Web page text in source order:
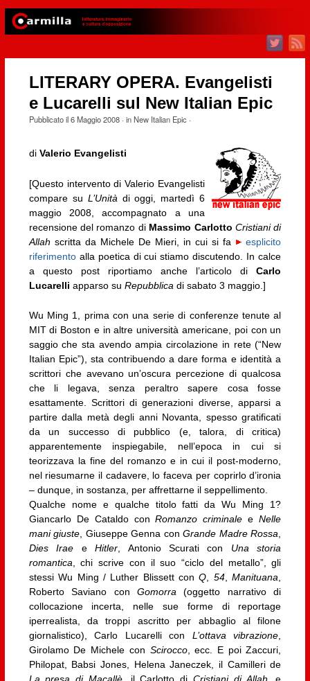
LITERARY OPERA. Evangelisti
e Lucarelli sul New Italian Epic
Pubblicato il6 Maggio 2008· inNew Italian Epic·
di Valerio Evangelisti
[Questo intervento di Valerio Evangelisti
compare su L’Unità di oggi, martedì 6
maggio 2008, accompagnato a una
recensione del romanzo di Massimo Carlotto Cristiani di
Allah scritta da Michele De Mieri, in cui si fa
esplicito
riferimentoalla poetica di cui stiamo discutendo. In calce
a questo post riportiamo anche l’articolo diCarlo
Lucarelli apparso su Repubblica di sabato 3 maggio.]
Wu Ming 1, prima con una serie di conferenze tenute al
MIT di Boston e in altre università americane, poi con un
saggio che sta avendo ampia circolazione in rete (“New
Italian Epic”), sta contribuendo a dare forma e identità a
scrittori che avevano un’oscura percezione di qualcosa
che li legava, senza peraltro sapere cosa fosse
esattamente. Scrittori di generazioni diverse, apparsi a
partire dalla metà degli anni Novanta, spesso gratificati
da un successo di pubblico (e, talora, di critica)
apparentemente inspiegabile, nell’epoca in cui si
teorizzava la fine del romanzo e in cui il post-moderno,
nel riesumarne il cadavere, lo faceva per coprirlo d’ironia
– dunque, in sostanza, per affrettarne il seppellimento.
Qualche nome e qualche titolo fatti da Wu Ming 1?
Giancarlo De Cataldo conRomanzo criminale eNelle
mani giuste , Giuseppe Genna conGrande Madre Rossa
Dies Irae eHitler , Antonio Scurati con Una storia
romantica , chi scrive con il suo “ciclo del metallo”, gli
stessi Wu Ming / Luther Blissett conQ 54,Manituana
Roberto Saviano con Gomorra (oggetto narrativo di
collocazione incerta, nelle sue forme di reportage
iperrealista, da troppi ascritto per abbaglio al filone
giornalistico), Carlo Lucarelli con L’ottava vibrazione
Girolamo De Michele con Scirocco, ecc. E poi Zaccuri,
Philopat, Babsi Jones, Helena Janeczek, il Camilleri de